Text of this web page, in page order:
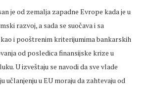
je od zemalja zapadne Evrope kada je u
razvoj, a sada se suočava i sa
i pooštrenim kriterijumima bankarskih
od posledica finansijske krize u
U izveštaju se navodi da sve vlade
učlanjenju u EU moraju da zahtevaju od